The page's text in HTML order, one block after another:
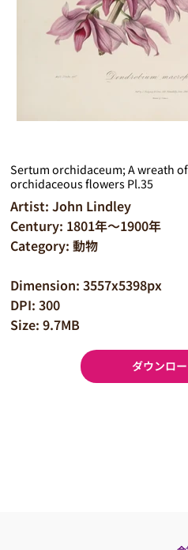
Sertum orchidaceum; A wreath
orchidaceous flowers Pl.35
Artist: John Lindley
Century: 1801年～1900年
Category: 動物
Dimension: 3557x5398px
DPI: 300
Size: 9.7MB
ダウンロ